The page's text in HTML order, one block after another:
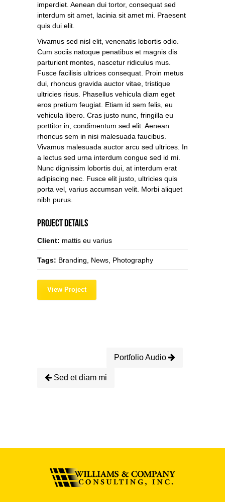
imperdiet. Aenean dui tortor, consequat sed
interdum sit amet, lacinia sit amet mi. Praesent
quis dui elit.
Vivamus sed nisl elit, venenatis lobortis odio.
Cum sociis natoque penatibus et magnis dis
parturient montes, nascetur ridiculus mus.
Fusce facilisis ultrices consequat. Proin metus
dui, rhoncus gravida auctor vitae, tristique
ultricies risus. Phasellus vehicula diam eget
eros pretium feugiat. Etiam id sem felis, eu
vehicula libero. Cras justo nunc, fringilla eu
porttitor in, condimentum sed elit. Aenean
rhoncus sem in nisi malesuada faucibus.
Vivamus malesuada auctor arcu sed ultrices. In
a lectus sed urna interdum congue sed id mi.
Nunc dignissim lobortis dui, at interdum erat
adipiscing nec. Fusce elit justo, ultricies quis
porta vel, varius accumsan velit. Morbi aliquet
nibh purus.
Project Details
Client: mattis eu varius
Tags: Branding, News, Photography
View Project
Portfolio Audio
Sed et diam mi